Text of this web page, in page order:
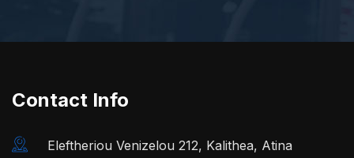
Contact Info
Eleftheriou Venizelou 212, Kalithea, Atina